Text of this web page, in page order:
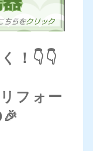
！👇👇
フォー